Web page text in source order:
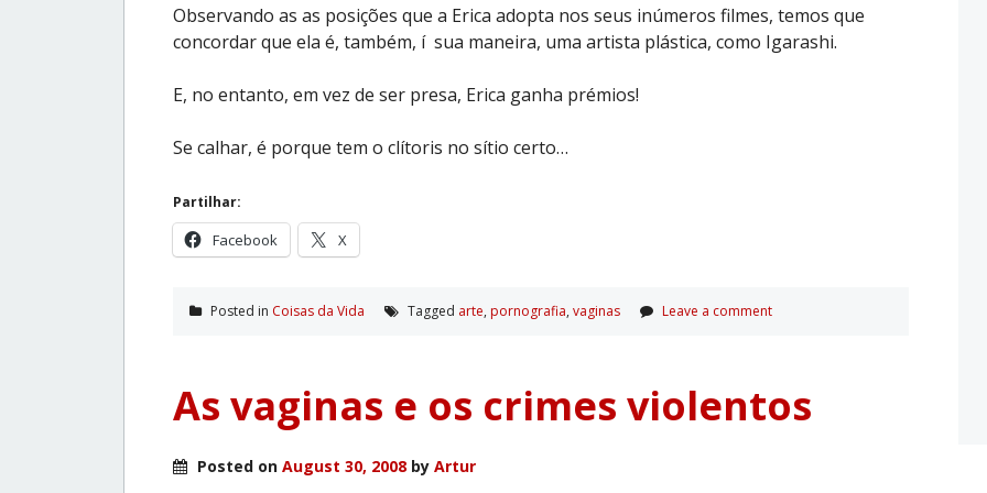
Observando as as posições que a Erica adopta nos seus inúmeros filmes, temos que
concordar que ela é, também, í sua maneira, uma artista plástica, como Igarashi.
E, no entanto, em vez de ser presa, Erica ganha prémios!
Se calhar, é porque tem o clítoris no sítio certo…
Partilhar:
Facebook X
Posted in Coisas da Vida Tagged arte, pornografia, vaginas Leave a comment
As vaginas e os crimes violentos
Posted on August 30, 2008 by Artur